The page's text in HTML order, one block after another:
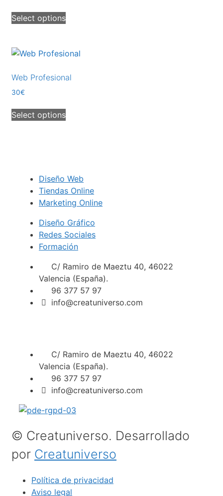
Select options
Web Profesional
30€
Select options
Diseño Web
Tiendas Online
Marketing Online
Diseño Gráfico
Redes Sociales
Formación
C/ Ramiro de Maeztu 40, 46022
Valencia (España).
96 377 57 97
info@creatuniverso.com
C/ Ramiro de Maeztu 40, 46022
Valencia (España).
96 377 57 97
info@creatuniverso.com
© Creatuniverso. Desarrollado
por Creatuniverso
Política de privacidad
Aviso legal